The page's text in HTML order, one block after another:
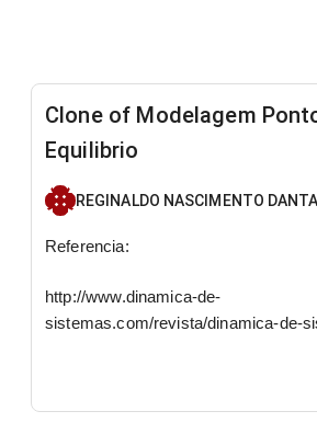
Clone of Modelagem
Equilibrio
REGINALDO NASCIMENTO
​Referencia:
http://www.dinamica-de-
sistemas.com/revista/dinamica-de-